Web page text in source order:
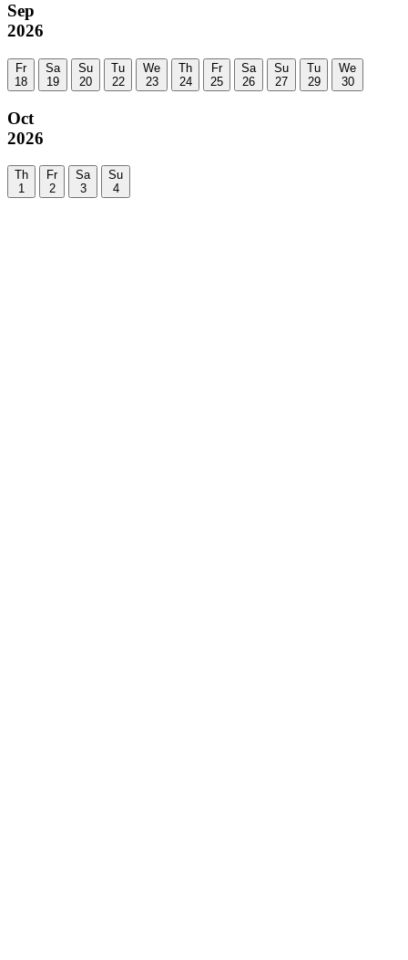
Sep
2026
Fr
18
Sa
19
Su
20
Tu
22
We
23
Th
24
Fr
25
Sa
26
Su
27
Tu
29
We
30
Oct
2026
Th
1
Fr
2
Sa
3
Su
4